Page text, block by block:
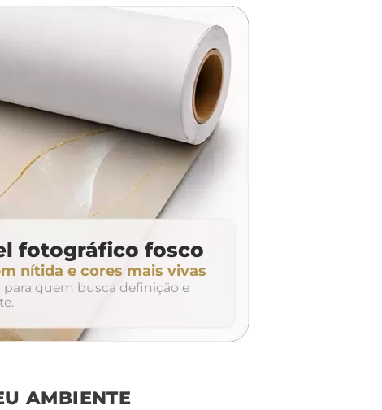
dúvidas? Fale com nossa
equipe de atendimento!
fotográfico fosco
nítida e cores mais vivas
para quem busca definição e
AMBIENTE